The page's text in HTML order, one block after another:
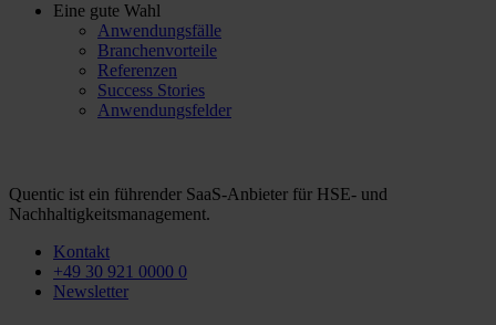
Eine gute Wahl
Anwendungsfälle
Branchenvorteile
Referenzen
Success Stories
Anwendungsfelder
Quentic ist ein führender SaaS-Anbieter für HSE- und
Nachhaltigkeitsmanagement.
Kontakt
+49 30 921 0000 0
Newsletter